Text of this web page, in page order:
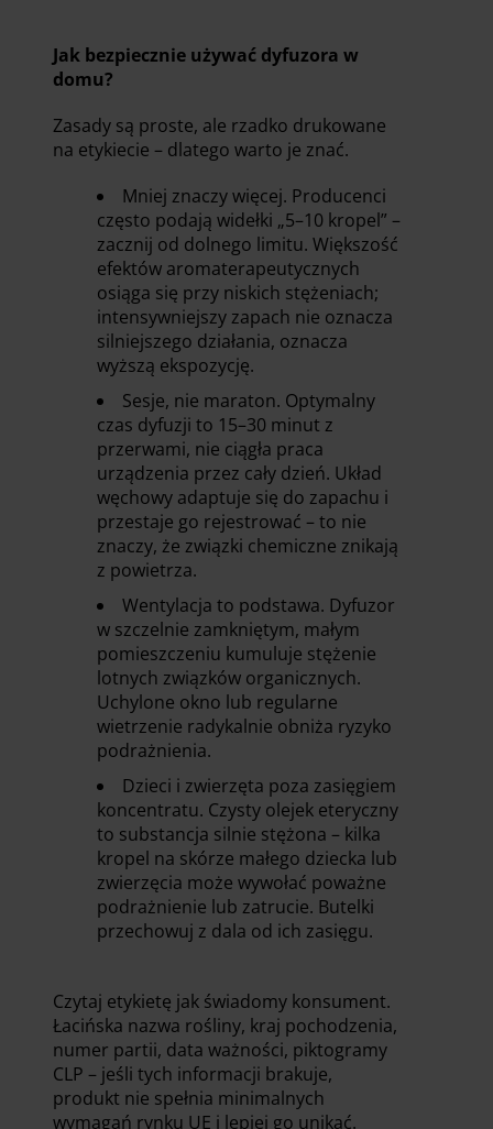
Jak bezpiecznie używać dyfuzora w
domu?
Zasady są proste, ale rzadko drukowane
na etykiecie – dlatego warto je znać.
Mniej znaczy więcej. Producenci
często podają widełki „5–10 kropel” –
zacznij od dolnego limitu. Większość
efektów aromaterapeutycznych
osiąga się przy niskich stężeniach;
intensywniejszy zapach nie oznacza
silniejszego działania, oznacza
wyższą ekspozycję.
Sesje, nie maraton. Optymalny
czas dyfuzji to 15–30 minut z
przerwami, nie ciągła praca
urządzenia przez cały dzień. Układ
węchowy adaptuje się do zapachu i
przestaje go rejestrować – to nie
znaczy, że związki chemiczne znikają
z powietrza.
Wentylacja to podstawa. Dyfuzor
w szczelnie zamkniętym, małym
pomieszczeniu kumuluje stężenie
lotnych związków organicznych.
Uchylone okno lub regularne
wietrzenie radykalnie obniża ryzyko
podrażnienia.
Dzieci i zwierzęta poza zasięgiem
koncentratu. Czysty olejek eteryczny
to substancja silnie stężona – kilka
kropel na skórze małego dziecka lub
zwierzęcia może wywołać poważne
podrażnienie lub zatrucie. Butelki
przechowuj z dala od ich zasięgu.
Czytaj etykietę jak świadomy konsument.
Łacińska nazwa rośliny, kraj pochodzenia,
numer partii, data ważności, piktogramy
CLP – jeśli tych informacji brakuje,
produkt nie spełnia minimalnych
wymagań rynku UE i lepiej go unikać.